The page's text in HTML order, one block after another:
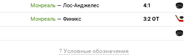
Монреаль — Лос-Анджелес 4:1
Монреаль — Финикс 3:2 ОТ
? Условные обозначения